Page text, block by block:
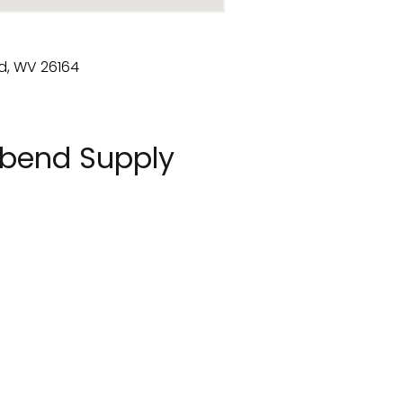
Supply